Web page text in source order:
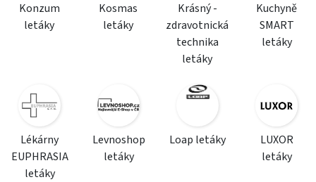
Konzum
letáky
Kosmas
letáky
Krásný -
zdravotnická
technika
letáky
Kuchyně
SMART
letáky
Lékárny
EUPHRASIA
letáky
Levnoshop
letáky
Loap letáky
LUXOR
letáky